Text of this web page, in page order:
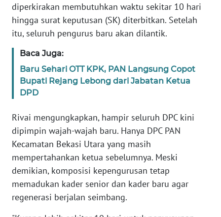
diperkirakan membutuhkan waktu sekitar 10 hari
hingga surat keputusan (SK) diterbitkan. Setelah
itu, seluruh pengurus baru akan dilantik.
Baca Juga:
Baru Sehari OTT KPK, PAN Langsung Copot
Bupati Rejang Lebong dari Jabatan Ketua
DPD
Rivai mengungkapkan, hampir seluruh DPC kini
dipimpin wajah-wajah baru. Hanya DPC PAN
Kecamatan Bekasi Utara yang masih
mempertahankan ketua sebelumnya. Meski
demikian, komposisi kepengurusan tetap
memadukan kader senior dan kader baru agar
regenerasi berjalan seimbang.
WN
SULBAR
WN
BABEL
WN
WN
SUMSEL
WN
BENGKULU
WN